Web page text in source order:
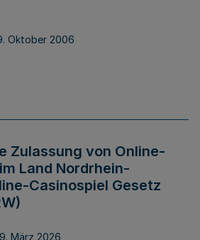
Oktober 2006
Zulassung von Online-
Land Nordrhein-
Casinospiel Gesetz
März 2026